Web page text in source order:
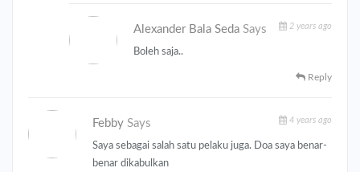
Alexander Bala SedaSays 2 years ago
Boleh saja..
Reply
Febby Says 4 years ago
Saya sebagai salah satu pelaku juga. Doa saya benar-
benar dikabulkan